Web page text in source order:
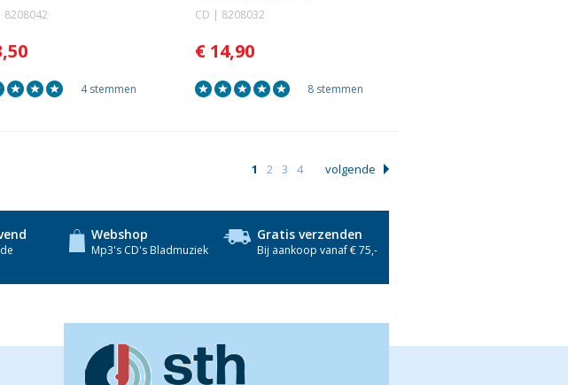
8208042
4 stemmen
CD | 8208032
€ 14,90
8 stemmen
1 2 3 4 volgende
Webshop
Mp3's CD's Bladmuziek
Gratis verzenden
Bij aankoop vanaf € 75,-